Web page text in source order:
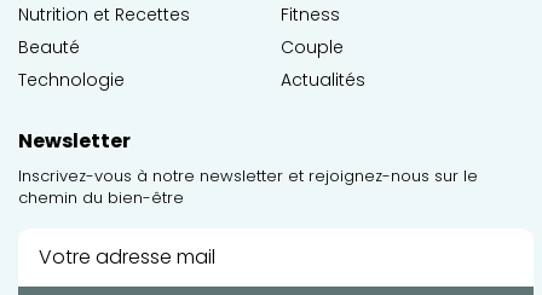
Nutrition et Recettes
Beauté
Technologie
Fitness
Couple
Actualités
Newsletter
Inscrivez-vous à notre newsletter et rejoignez-nous sur le
chemin du bien-être